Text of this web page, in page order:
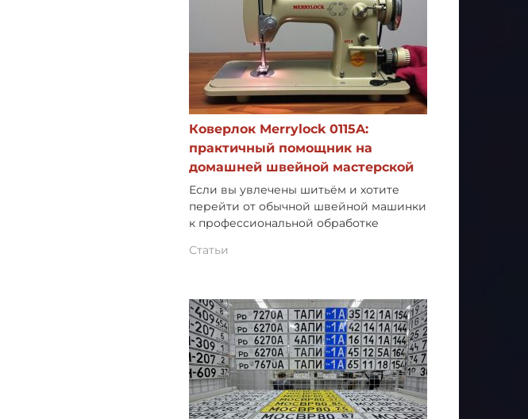
Коверлок Merrylock 0115A:
практичный помощник на
домашней швейной мастерской
Если вы увлечены шитьём и хотите
перейти от обычной швейной машинки
к профессиональной обработке
Статьи